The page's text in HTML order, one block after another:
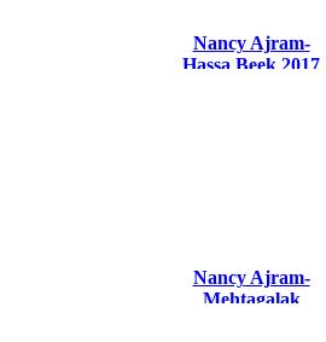
Nancy Ajram-
Hassa Beek 2017
Nancy Ajram-
Mehtagalak